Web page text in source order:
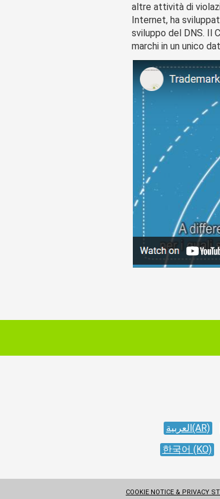
altre attività di
Internet, ha
sviluppo del DNS. Il
marchi in un unico
العربية(AR)
한국어 (KO)
COOKIE NOTICE & PRIVACY